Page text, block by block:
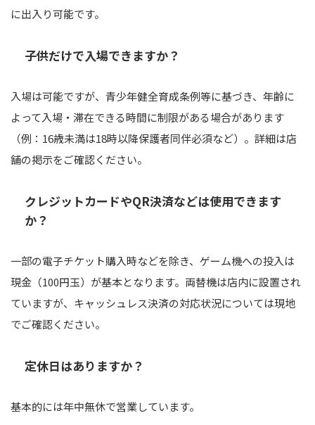
に出入り可能です。
子供だけで入場できますか？
入場は可能ですが、青少年健全育成条例等に基づき、年齢に
よって入場・滞在できる時間に制限がある場合があります
（例：16歳未満は18時以降保護者同伴必須など）。詳細は店
舗の掲示をご確認ください。
クレジットカードやQR決済などは使用できます
か？
一部の電子チケット購入時などを除き、ゲーム機への投入は
現金（100円玉）が基本となります。両替機は店内に設置され
ていますが、キャッシュレス決済の対応状況については現地
でご確認ください。
定休日はありますか？
基本的には年中無休で営業しています。